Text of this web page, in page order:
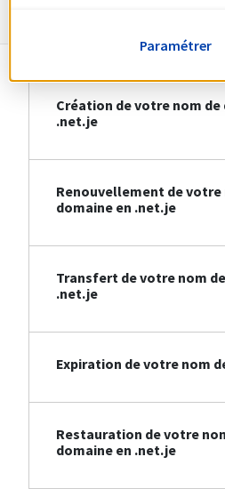
Création de votre nom de
.net.je
Renouvellement de votre
domaine en .net.je
Transfert de votre nom
.net.je
Expiration de votre nom
Restauration de votre
domaine en .net.je
Paramétrer